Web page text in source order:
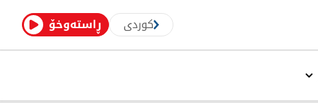
ڕاستەوخۆ کوردی